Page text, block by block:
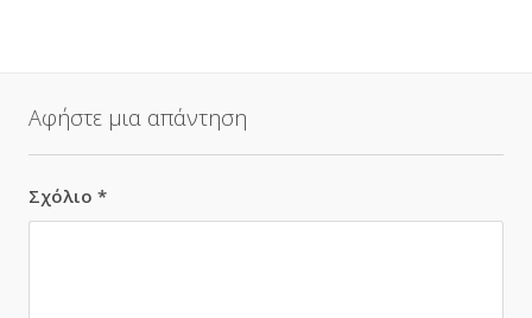
Αφήστε μια απάντηση
Σχόλιο *